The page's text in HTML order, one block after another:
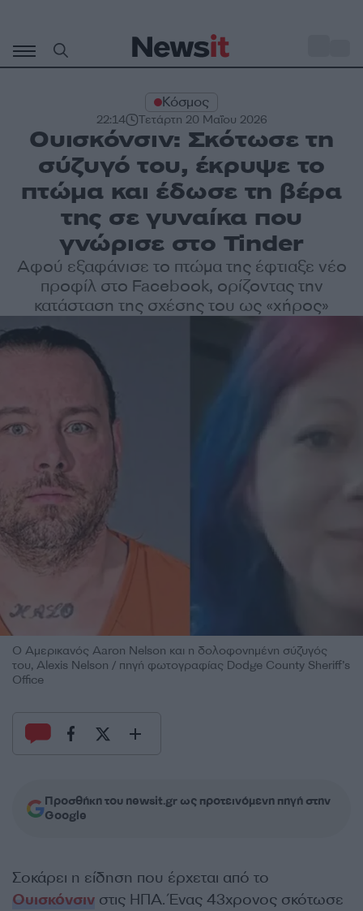
περιεχόμενο
Κόσμος
22:14 Τετάρτη 20 Μαΐου 2026
Ουισκόνσιν: Σκότωσε τη
σύζυγό του, έκρυψε το
πτώμα και έδωσε τη βέρα
της σε γυναίκα που
γνώρισε στο Tinder
Αφού εξαφάνισε το πτώμα της έφτιαξε νέο
προφίλ στο Facebook, ορίζοντας την
κατάσταση της σχέσης του ως «χήρος»
Ο Αμερικανός Aaron Nelson και η δολοφονημένη σύζυγός
του, Alexis Nelson / πηγή φωτογραφίας Dodge County Sheriff’s
Office
Προσθήκη του newsit.gr ως προτεινόμενη πηγή στην
Google
Σοκάρει η είδηση που έρχεται από το
Ουισκόνσιν στις ΗΠΑ. Ένας 43χρονος σκότωσε